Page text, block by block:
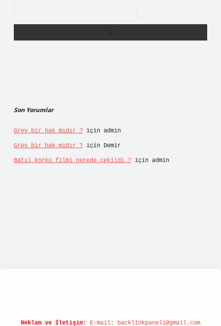
Son Yorumlar
Grev bir hak mıdır ? için admin
Grev bir hak mıdır ? için Demir
Batıl korku filmi nerede çekildi ? için admin
Reklam ve İletişim: E-mail: backlinkpaneli@gmail.com